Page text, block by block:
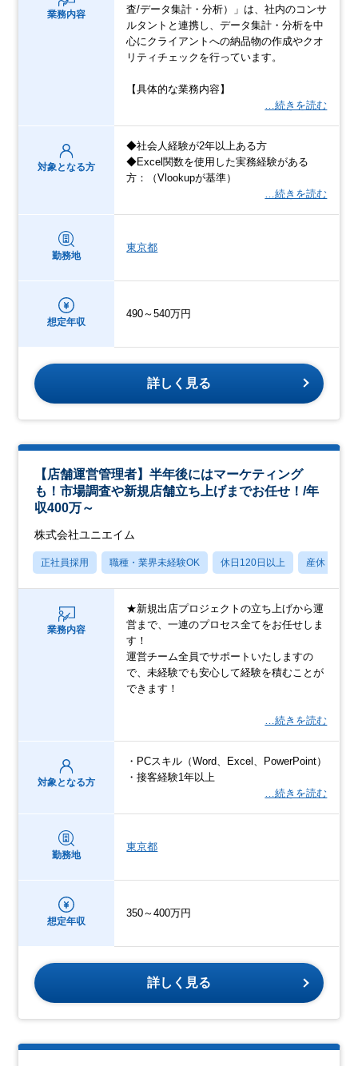
業務内容
査/データ集計・分析）」は、社内のコンサ
ルタントと連携し、データ集計・分析を中
心にクライアントへの納品物の作成やクオ
リティチェックを行っています。
【具体的な業務内容】
…続きを読む
対象となる方
◆社会人経験が2年以上ある方
◆Excel関数を使用した実務経験がある
方：（Vlookupが基準）
…続きを読む
勤務地
東京都
想定年収
490～540万円
詳しく見る
【店舗運営管理者】半年後にはマーケティング
も！市場調査や新規店舗立ち上げまでお任せ！/年
収400万～
株式会社ユニエイム
正社員採用 職種・業界未経験OK 休日120日以上 産休・育休
業務内容
★新規出店プロジェクトの立ち上げから運
営まで、一連のプロセス全てをお任せしま
す！
運営チーム全員でサポートいたしますの
で、未経験でも安心して経験を積むことが
できます！
…続きを読む
対象となる方
・PCスキル（Word、Excel、PowerPoint）
・接客経験1年以上
…続きを読む
勤務地
東京都
想定年収
350～400万円
詳しく見る